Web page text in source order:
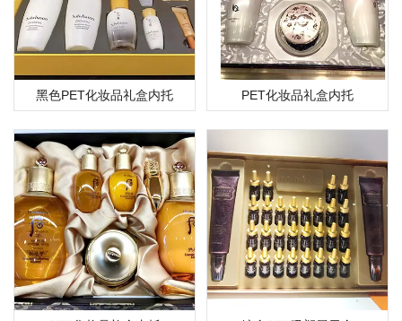
黑色PET化妆品礼盒内托 PET化妆品礼盒内托